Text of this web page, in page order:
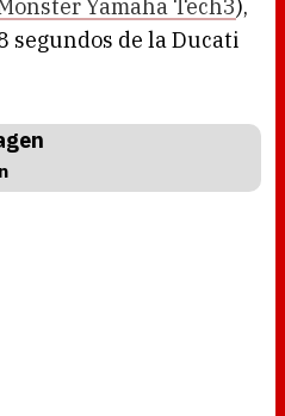
Yamaha Tech3),
segundos de la Ducati